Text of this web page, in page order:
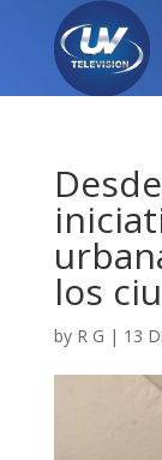
los
by R G | 13